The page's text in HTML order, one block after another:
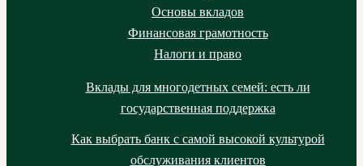
Основы вкладов
Финансовая грамотность
Налоги и право
Вклады для многодетных семей: есть ли
государственная поддержка
Как выбрать банк с самой высокой культурой
обслуживания клиентов